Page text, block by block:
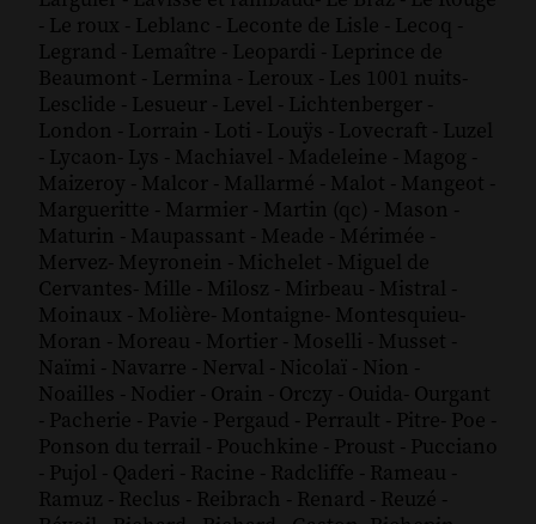
- Le roux - Leblanc - Leconte de Lisle - Lecoq -
Legrand - Lemaître - Leopardi - Leprince de
Beaumont - Lermina - Leroux - Les 1001 nuits-
Lesclide - Lesueur - Level - Lichtenberger -
London - Lorrain - Loti - Louÿs - Lovecraft - Luzel
- Lycaon- Lys - Machiavel - Madeleine - Magog -
Maizeroy - Malcor - Mallarmé - Malot - Mangeot -
Margueritte - Marmier - Martin (qc) - Mason -
Maturin - Maupassant - Meade - Mérimée -
Mervez- Meyronein - Michelet - Miguel de
Cervantes- Mille - Milosz - Mirbeau - Mistral -
Moinaux - Molière- Montaigne- Montesquieu-
Moran - Moreau - Mortier - Moselli - Musset -
Naïmi - Navarre - Nerval - Nicolaï - Nion -
Noailles - Nodier - Orain - Orczy - Ouida- Ourgant
- Pacherie - Pavie - Pergaud - Perrault - Pitre- Poe -
Ponson du terrail - Pouchkine - Proust - Pucciano
- Pujol - Qaderi - Racine - Radcliffe - Rameau -
Ramuz - Reclus - Reibrach - Renard - Reuzé -